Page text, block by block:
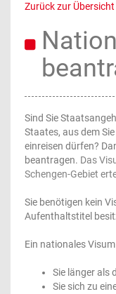
Zurück zur Übersicht
Sind Sie
Staates, aus dem
einreisen dürfen?
beantragen. Das
Schengen-Gebiet
Sie benötigen kein
Aufenthaltstitel
Ein nationales
Sie länger als
Sie sich zu